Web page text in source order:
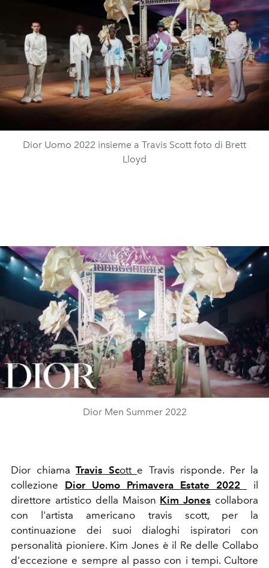
Dior Uomo 2022 insieme a Travis Scott foto di Brett
Lloyd
Play
Video
Dior Men Summer 2022
Dior chiama Travis Scott e Travis risponde. Per la
collezione Dior Uomo Primavera Estate 2022
il
direttore artistico della Maison Kim Jones collabora
con l'artista americano travis scott, per la
continuazione dei suoi ​​dialoghi ispiratori con
personalità pioniere. Kim Jones è il Re delle Collabo
d'eccezione e sempre al passo con i tempi. Cultore